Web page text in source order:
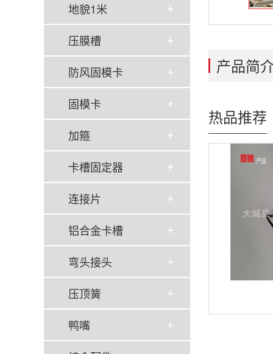
地貌1米
压膜槽
防风固模卡
固模卡
加箍
卡槽固定器
连接片
铝合金卡槽
弯头接头
压顶簧
鸭嘴
产品简
热品推荐